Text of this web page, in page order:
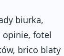
biurka,
opinie, fotel
brico blaty